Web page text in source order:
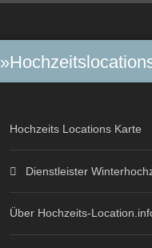
Hochzeits Locations Karte
Dienstleister
Über Hochzeits-